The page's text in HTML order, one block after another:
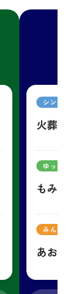
シンプル
火葬プ
ゆったり送
もみじ
みんなで送
あおば